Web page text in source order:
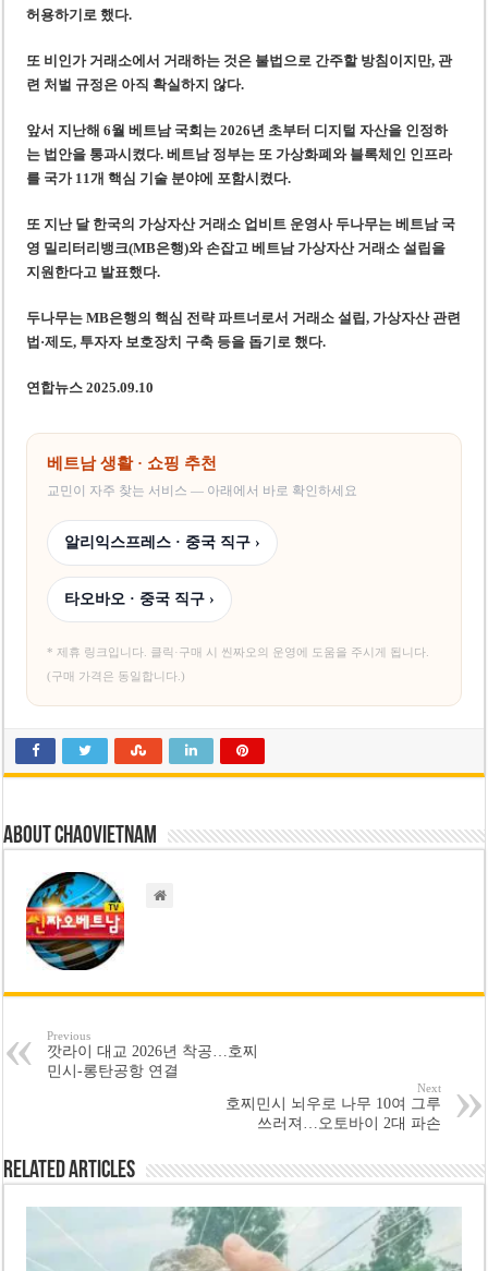
허용하기로 했다.
또 비인가 거래소에서 거래하는 것은 불법으로 간주할 방침이지만, 관
련 처벌 규정은 아직 확실하지 않다.
앞서 지난해 6월 베트남 국회는 2026년 초부터 디지털 자산을 인정하
는 법안을 통과시켰다. 베트남 정부는 또 가상화폐와 블록체인 인프라
를 국가 11개 핵심 기술 분야에 포함시켰다.
또 지난 달 한국의 가상자산 거래소 업비트 운영사 두나무는 베트남 국
영 밀리터리뱅크(MB은행)와 손잡고 베트남 가상자산 거래소 설립을
지원한다고 발표했다.
두나무는 MB은행의 핵심 전략 파트너로서 거래소 설립, 가상자산 관련
법·제도, 투자자 보호장치 구축 등을 돕기로 했다.
연합뉴스 2025.09.10
베트남 생활 · 쇼핑 추천
교민이 자주 찾는 서비스 — 아래에서 바로 확인하세요
알리익스프레스 · 중국 직구 ›
타오바오 · 중국 직구 ›
* 제휴 링크입니다. 클릭·구매 시 씬짜오의 운영에 도움을 주시게 됩니다.
(구매 가격은 동일합니다.)
About chaovietnam
Previous
깟라이 대교 2026년 착공…호찌
민시-롱탄공항 연결
Next
호찌민시 뇌우로 나무 10여 그루
쓰러져…오토바이 2대 파손
Related Articles